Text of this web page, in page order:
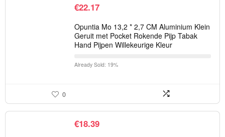
€22.17
Opuntia Mo 13,2 * 2,7 CM Aluminium Klein
Geruit met Pocket Rokende Pijp Tabak
Hand Pijpen Willekeurige Kleur
Already Sold: 19%
0
€18.39